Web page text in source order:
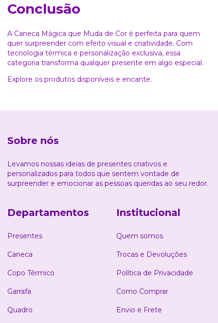
Conclusão
A Caneca Mágica que Muda de Cor é perfeita para quem
quer surpreender com efeito visual e criatividade. Com
tecnologia térmica e personalização exclusiva, essa
categoria transforma qualquer presente em algo especial.
Explore os produtos disponíveis e encante.
Sobre nós
Levamos nossas ideias de presentes criativos e
personalizados para todos que sentem vontade de
surpreender e emocionar as pessoas queridas ao seu redor.
Departamentos
Presentes
Caneca
Copo Térmico
Garrafa
Quadro
Institucional
Quem somos
Trocas e Devoluções
Política de Privacidade
Como Comprar
Envio e Frete